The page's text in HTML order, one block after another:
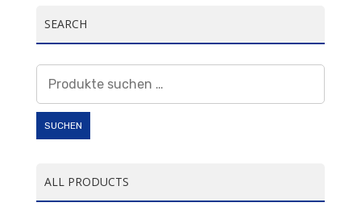
SEARCH
nach:
SUCHEN
ALL PRODUCTS